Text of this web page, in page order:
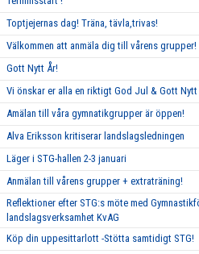
Toptjejernas dag! Träna, tävla,trivas!
Välkommen att anmäla dig till vårens grupper!
Gott Nytt År!
Vi önskar er alla en riktigt God Jul & Gott Nytt
Amälan till våra gymnatikgrupper är öppen!
Alva Eriksson kritiserar landslagsledningen
Läger i STG-hallen 2-3 januari
Anmälan till vårens grupper + extraträning!
Reflektioner efter STG:s möte med
landslagsverksamhet KvAG
Köp din uppesittarlott -Stötta samtidigt STG!